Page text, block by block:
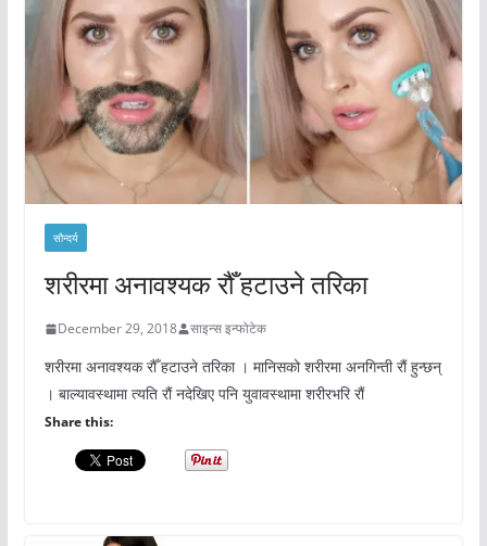
सौन्दर्य
शरीरमा अनावश्यक रौँ हटाउने तरिका
December 29, 2018 साइन्स इन्फोटेक
शरीरमा अनावश्यक रौँ हटाउने तरिका । मानिसको शरीरमा अनगिन्ती रौं हुन्छन्
। बाल्यावस्थामा त्यति रौं नदेखिए पनि युवावस्थामा शरीरभरि रौं
Share this: